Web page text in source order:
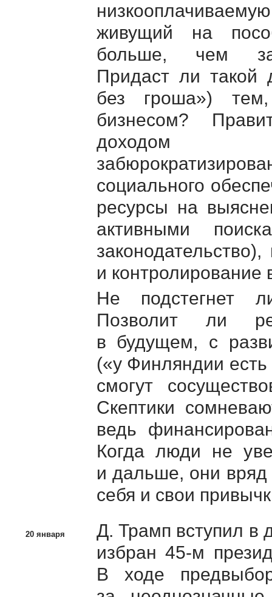
живущий на
больше, чем за
Придаст ли такой
без гроша»)
бизнесом?
доходом
социального
ресурсы на
активными
и контролирование
Не подстегнет
Позволит ли
в будущем, с
(«у Финляндии
смогут
Скептики
ведь
Когда люди не
и дальше, они вряд
себя и свои
20 января
Д. Трамп вступил в
избран45-м
В ходе